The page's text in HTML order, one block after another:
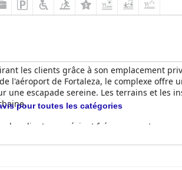
les clients grâce à son emplacement
l'aéroport de Fortaleza, le complexe offre
une escapade sereine. Les terrains et les
clients apprécient fréquemment pour
comprend des fruits frais, des jus
au complexe reçoit également des
de mer.
pour toutes les catégories